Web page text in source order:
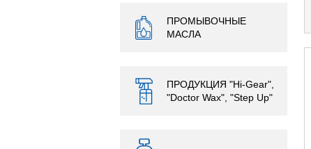
ПРОМЫВОЧНЫЕ
МАСЛА
ПРОДУКЦИЯ "Hi-Gear",
"Doctor Wax", "Step Up"